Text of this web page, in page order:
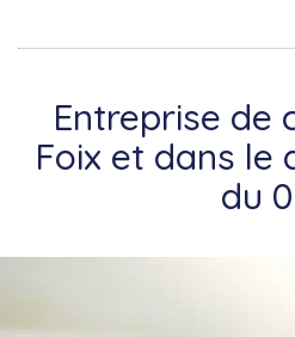
Entreprise de
Foix et dans le
du